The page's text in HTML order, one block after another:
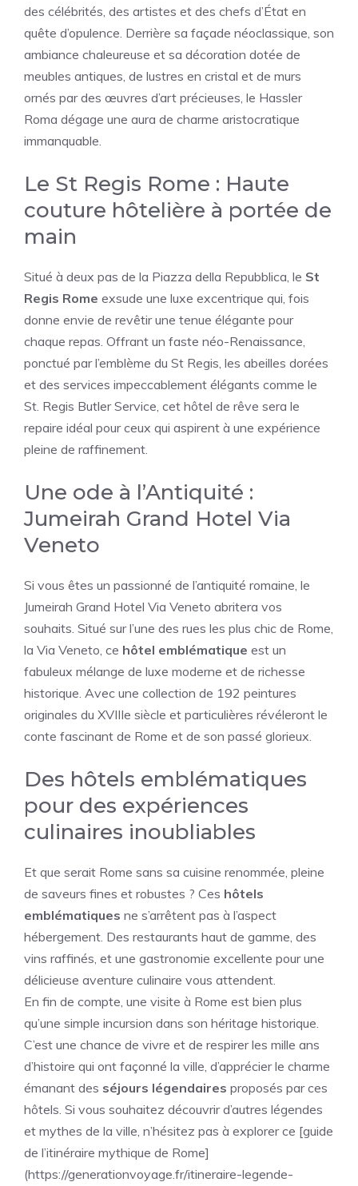
des célébrités, des artistes et des chefs d’État en
quête d’opulence. Derrière sa façade néoclassique, son
ambiance chaleureuse et sa décoration dotée de
meubles antiques, de lustres en cristal et de murs
ornés par des œuvres d’art précieuses, le Hassler
Roma dégage une aura de charme aristocratique
immanquable.
Le St Regis Rome : Haute
couture hôtelière à portée de
main
Situé à deux pas de la Piazza della Repubblica, le St
Regis Rome exsude une luxe excentrique qui, fois
donne envie de revêtir une tenue élégante pour
chaque repas. Offrant un faste néo-Renaissance,
ponctué par l’emblème du St Regis, les abeilles dorées
et des services impeccablement élégants comme le
St. Regis Butler Service, cet hôtel de rêve sera le
repaire idéal pour ceux qui aspirent à une expérience
pleine de raffinement.
Une ode à l’Antiquité :
Jumeirah Grand Hotel Via
Veneto
Si vous êtes un passionné de l’antiquité romaine, le
Jumeirah Grand Hotel Via Veneto abritera vos
souhaits. Situé sur l’une des rues les plus chic de Rome,
la Via Veneto, ce hôtel emblématique est un
fabuleux mélange de luxe moderne et de richesse
historique. Avec une collection de 192 peintures
originales du XVIIIe siècle et particulières révéleront le
conte fascinant de Rome et de son passé glorieux.
Des hôtels emblématiques
pour des expériences
culinaires inoubliables
Et que serait Rome sans sa cuisine renommée, pleine
de saveurs fines et robustes ? Ces hôtels
emblématiques ne s’arrêtent pas à l’aspect
hébergement. Des restaurants haut de gamme, des
vins raffinés, et une gastronomie excellente pour une
délicieuse aventure culinaire vous attendent.
En fin de compte, une visite à Rome est bien plus
qu’une simple incursion dans son héritage historique.
C’est une chance de vivre et de respirer les mille ans
d’histoire qui ont façonné la ville, d’apprécier le charme
émanant des séjours légendaires proposés par ces
hôtels. Si vous souhaitez découvrir d’autres légendes
et mythes de la ville, n’hésitez pas à explorer ce [guide
de l’itinéraire mythique de Rome]
(https://generationvoyage.fr/itineraire-legende-